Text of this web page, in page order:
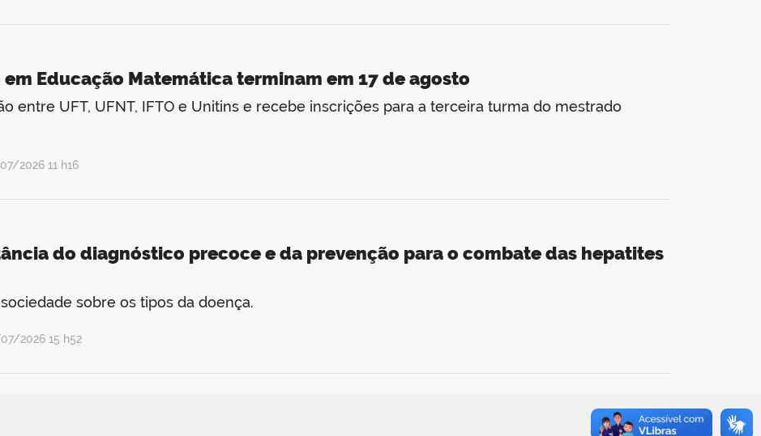
Educação Matemática terminam em 17 de agosto
entre UFT, UFNT, IFTO e Unitins e recebe inscrições para a terceira turma do mestrado
2026 11 h16
do diagnóstico precoce e da prevenção para o combate das hepatites
sobre os tipos da doença.
2026 15 h52